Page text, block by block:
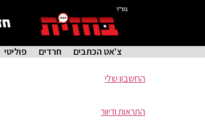
בס"ד
צ'אט הכתבים חרדים פוליטי
החשבון שלי
התראות ודיוור